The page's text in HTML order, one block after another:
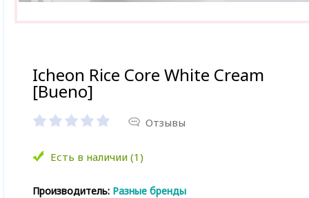
Icheon Rice Core White Cream
[Bueno]
Отзывы
Есть в наличии (1)
Производитель: Разные бренды